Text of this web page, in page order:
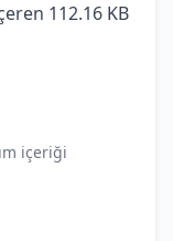
112.16 KB
içeriği